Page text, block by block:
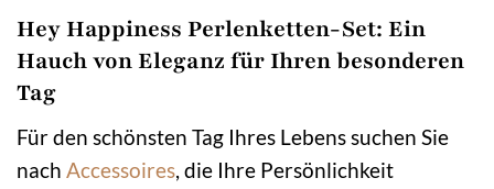
Hey Happiness Perlenketten-Set: Ein
Hauch von Eleganz für Ihren besonderen
Tag
Für den schönsten Tag Ihres Lebens suchen Sie
nach Accessoires, die Ihre Persönlichkeit